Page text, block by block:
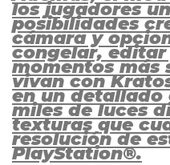
los jugadores
posibilidades
cámara y
congelar,
momentos más
vivan con
en un detallado
miles de luces
texturas que
resolución de
PlayStation®.